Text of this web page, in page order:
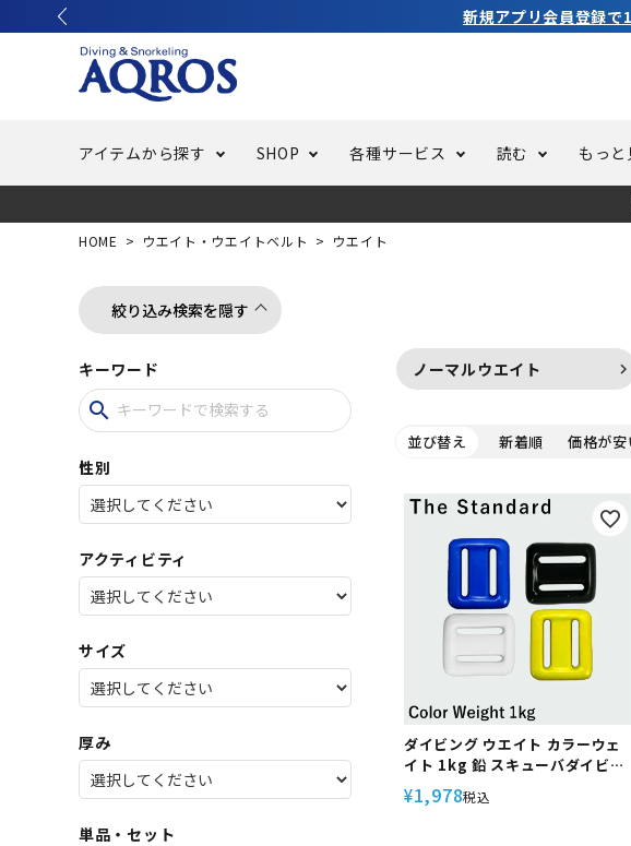
3,980
アイテムから探す
ラッシュガード・水着・マリンウェア
フリースタイルダイビング
バッグ・ケース ウエイト・ウエイトベルト
スイミング
SALE 店舗限定商品
SHOP
池袋店／IKEBUKURO
各種サービス
バッテリー交換
読む
ニュース
でしか
もっと
ご利用ガイド
LINE ID連携でお買い物が便利に
求人
HOME ウエイト・ウエイトベルト ウエイト
絞り込み検索を隠す
キーワード
search
性別
アクティビティ
サイズ
厚み
単品・セット
ノーマルウエイト
並び替え 新着順 価格が安
ダイビング ウエイト カラーウェ
イト 1kg 鉛 スキューバダイビン
グ スピアフィッシング フリーダ
イビング 素潜り The standard
¥1,978税込